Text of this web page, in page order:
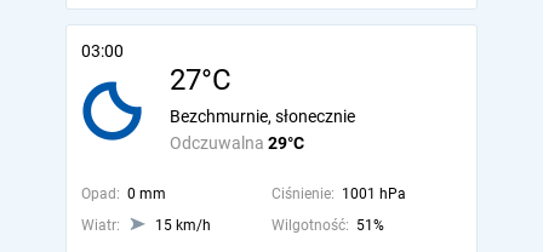
03:00
27°C
Odczuwalna 29°C
Bezchmurnie, słonecznie
Opad: 0 mm Ciśnienie: 1001 hPa
Wiatr:
15 km/h Wilgotność: 51%